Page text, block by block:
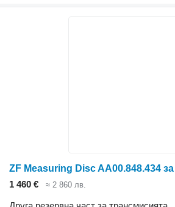
ZF Measuring Disc AA00.848.434
1 460 €
≈ 2 860 лв.